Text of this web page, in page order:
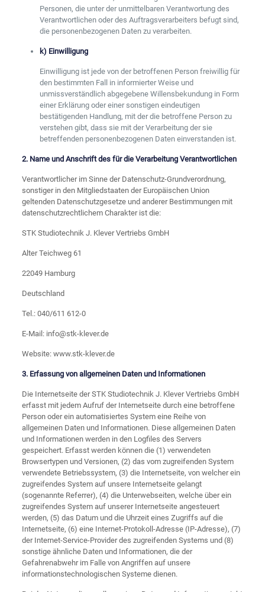
Personen, die unter der unmittelbaren Verantwortung des
Verantwortlichen oder des Auftragsverarbeiters befugt sind,
die personenbezogenen Daten zu verarbeiten.
k) Einwilligung
Einwilligung ist jede von der betroffenen Person freiwillig für
den bestimmten Fall in informierter Weise und
unmissverständlich abgegebene Willensbekundung in Form
einer Erklärung oder einer sonstigen eindeutigen
bestätigenden Handlung, mit der die betroffene Person zu
verstehen gibt, dass sie mit der Verarbeitung der sie
betreffenden personenbezogenen Daten einverstanden ist.
2. Name und Anschrift des für die Verarbeitung Verantwortlichen
Verantwortlicher im Sinne der Datenschutz-Grundverordnung,
sonstiger in den Mitgliedstaaten der Europäischen Union
geltenden Datenschutzgesetze und anderer Bestimmungen mit
datenschutzrechtlichem Charakter ist die:
STK Studiotechnik J. Klever Vertriebs GmbH
Alter Teichweg 61
22049 Hamburg
Deutschland
Tel.: 040/611 612-0
E-Mail: info@stk-klever.de
Website: www.stk-klever.de
3. Erfassung von allgemeinen Daten und Informationen
Die Internetseite der STK Studiotechnik J. Klever Vertriebs GmbH
erfasst mit jedem Aufruf der Internetseite durch eine betroffene
Person oder ein automatisiertes System eine Reihe von
allgemeinen Daten und Informationen. Diese allgemeinen Daten
und Informationen werden in den Logfiles des Servers
gespeichert. Erfasst werden können die (1) verwendeten
Browsertypen und Versionen, (2) das vom zugreifenden System
verwendete Betriebssystem, (3) die Internetseite, von welcher ein
zugreifendes System auf unsere Internetseite gelangt
(sogenannte Referrer), (4) die Unterwebseiten, welche über ein
zugreifendes System auf unserer Internetseite angesteuert
werden, (5) das Datum und die Uhrzeit eines Zugriffs auf die
Internetseite, (6) eine Internet-Protokoll-Adresse (IP-Adresse), (7)
der Internet-Service-Provider des zugreifenden Systems und (8)
sonstige ähnliche Daten und Informationen, die der
Gefahrenabwehr im Falle von Angriffen auf unsere
informationstechnologischen Systeme dienen.